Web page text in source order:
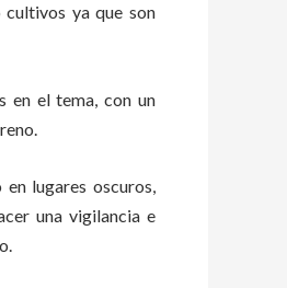
cultivos ya que son
en el tema, con un
lugares oscuros,
una vigilancia e